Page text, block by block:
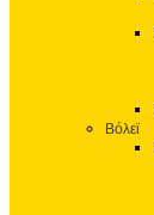
Βόλεϊ